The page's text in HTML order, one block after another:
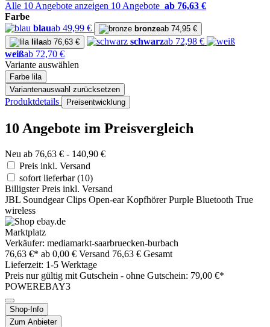
Alle 10 Angebote anzeigen 10 Angebote ab 76,63 €
Farbe
blauab 49,99 € bronzeab 74,95 €
lilaab 76,63 € schwarzab 72,98 €
weißab 72,70 €
Variante auswählen
Farbe lila
Variantenauswahl zurücksetzen
Produktdetails Preisentwicklung
10 Angebote im Preisvergleich
Neu ab 76,63 € - 140,90 €
Preis inkl. Versand
sofort lieferbar(10)
Billigster Preis inkl. Versand
JBL Soundgear Clips Open-ear Kopfhörer Purple Bluetooth True
wireless
Marktplatz
Verkäufer: mediamarkt-saarbruecken-burbach
76,63 €* ab 0,00 € Versand 76,63 € Gesamt
Lieferzeit: 1-5 Werktage
Preis nur gültig mit Gutschein - ohne Gutschein: 79,00 €*
POWEREBAY3
Shop-Info
Zum Anbieter